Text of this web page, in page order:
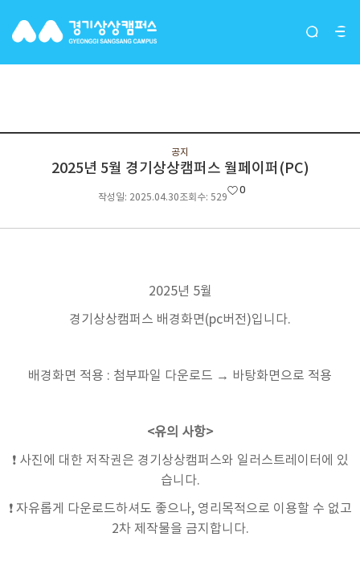
소개 · 방문
공지
2025년 5월 경기상상캠퍼스 월페이퍼(PC)
작성일: 2025.04.30조회수: 529
0
2025년 5월
경기상상캠퍼스 배경화면(pc버전)입니다.
배경화면 적용 : 첨부파일 다운로드 → 바탕화면으로 적용
<유의 사항>
❗ 사진에 대한 저작권은 경기상상캠퍼스와 일러스트레이터에 있
습니다.
❗ 자유롭게 다운로드하셔도 좋으나, 영리목적으로 이용할 수 없고
2차 제작물을 금지합니다.